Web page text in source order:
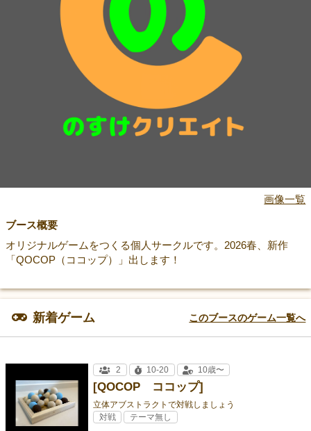
画像一覧
ブース概要
オリジナルゲームをつくる個人サークルです。2026春、新作
「QOCOP（ココップ）」出します！
新着ゲーム このブースのゲーム一覧へ
[QOCOP ココップ]
立体アブストラクトで対戦しましょう
2 10-20 10歳〜
対戦 テーマ無し